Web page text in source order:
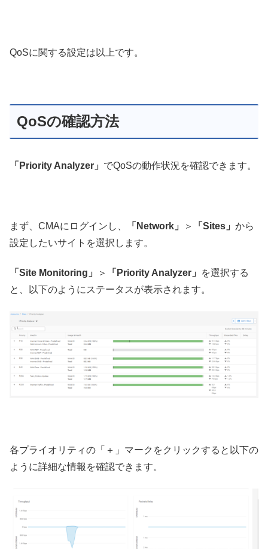
QoSに関する設定は以上です。
QoSの確認方法
「Priority Analyzer」 でQoSの動作状況を確認できます。
まず、CMAにログインし、 「Network」 ＞ 「Sites」 から
設定したいサイトを選択します。
「Site Monitoring」 ＞ 「Priority Analyzer」
を選択する
と、以下のようにステータスが表示されます。
各プライオリティの「＋」マークをクリックすると以下の
ように詳細な情報を確認できます。